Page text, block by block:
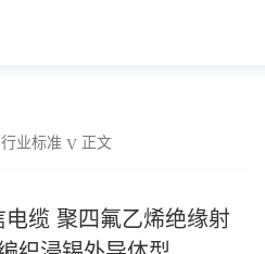
行业标准 正文
缆 聚四氟乙烯绝缘射